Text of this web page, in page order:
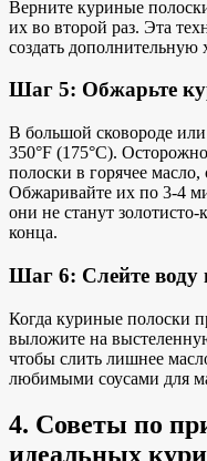
Верните куриные
их во второй раз. Эта
создать дополнительную
Шаг 5: Обжарьте
В большой сковороде
350°F (175°C).
полоски в горячее масло,
Обжаривайте их по 3-4
они не станут
конца.
Шаг 6: Слейте воду
Когда куриные полоски
выложите на
чтобы слить лишнее
любимыми соусами для
4. Советы по
идеальных